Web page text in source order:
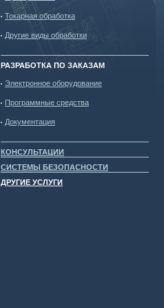
Токарная обработка
Другие виды обработки
РАЗРАБОТКА ПО ЗАКАЗАМ
Электронное оборудование
Программные средства
Документация
КОНСУЛЬТАЦИИ
СИСТЕМЫ БЕЗОПАСНОСТИ
ДРУГИЕ УСЛУГИ